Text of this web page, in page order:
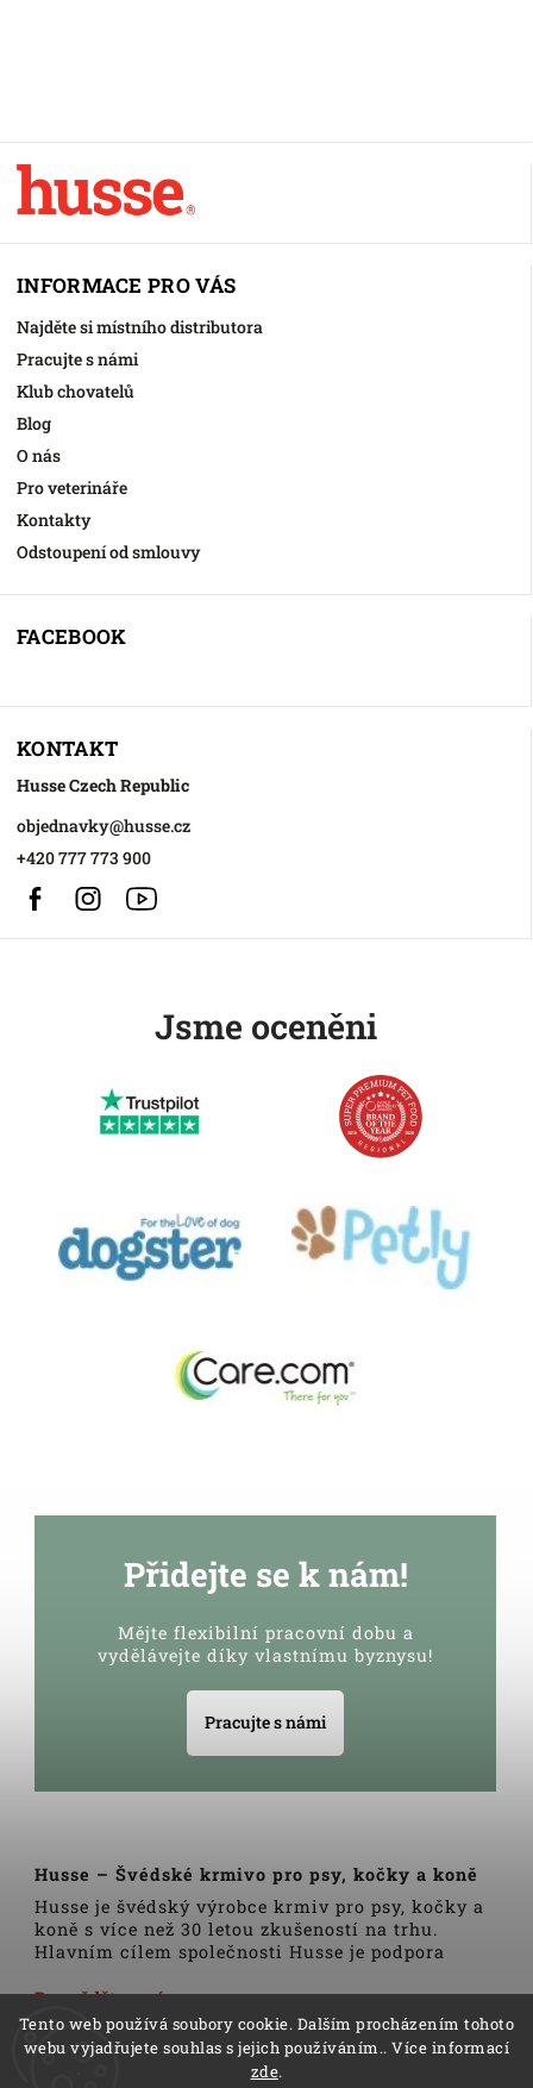
Tento web používá soubory cookie. Dalším procházením tohoto
webu vyjadřujete souhlas s jejich používáním.. Více informací
zde.
INFORMACE PRO VÁS
Najděte si místního distributora
Pracujte s námi
Klub chovatelů
Blog
O nás
Pro veterináře
Kontakty
Odstoupení od smlouvy
FACEBOOK
KONTAKT
Husse Czech Republic
objednavky@husse.cz
+420 777 773 900
FacebookInstagram
Jsme oceněni
Přidejte se k nám!
Mějte flexibilní pracovní dobu a
vydělávejte díky vlastnímu byznysu!
Pracujte s námi
Husse – Švédské krmivo pro psy, kočky a koně
Husse je švédský výrobce krmiv pro psy, kočky a
koně s více než 30 letou zkušeností na trhu.
Hlavním cílem společnosti Husse je podpora
Veškerá krmiva, pamlsky a doplňky Husse jsou
vyrobeny pouze z nejkvalitnějších a pečlivě
vybraných surovin. Všechny produkty se vyrábí
podle tradičních skandinávských receptur a
Dozvědět se více